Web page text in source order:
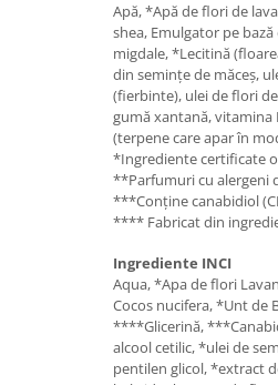
Apă, *Apă de flori de
shea, Emulgator pe
migdale, *Lecitină
din semințe de măceș,
(fierbinte), ulei de flori
gumă xantană, vitamina
(terpene care apar în
*Ingrediente certificate
**Parfumuri cu alergeni
***Conține canabidiol
**** Fabricat din
Ingrediente INCI
Aqua, *Apa de flori
Cocos nucifera, *Unt de
****Glicerină,
alcool cetilic, *ulei de
pentilen glicol, *extract